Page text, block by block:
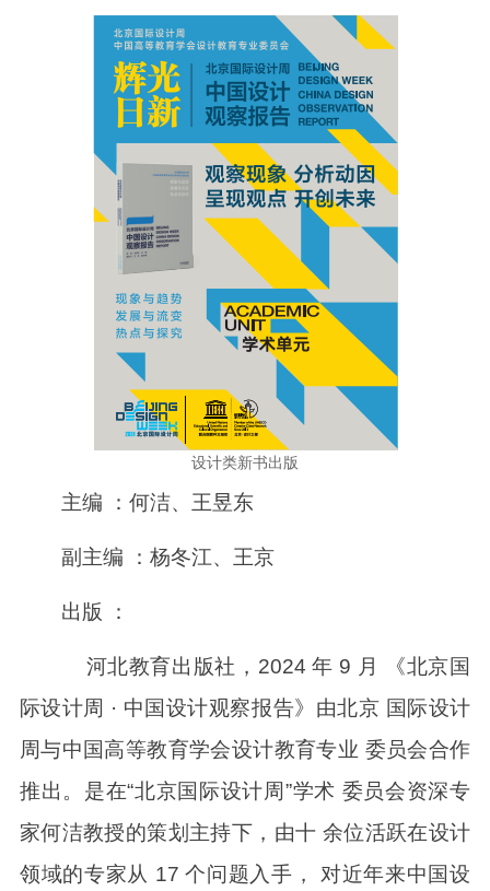
设计类新书出版
主编 ：何洁、王昱东
副主编 ：杨冬江、王京
出版 ：
河北教育出版社，2024 年 9 月 《北京国
际设计周 · 中国设计观察报告》由北京 国际设计
周与中国高等教育学会设计教育专业 委员会合作
推出。是在“北京国际设计周”学术 委员会资深专
家何洁教授的策划主持下，由十 余位活跃在设计
领域的专家从 17 个问题入手， 对近年来中国设